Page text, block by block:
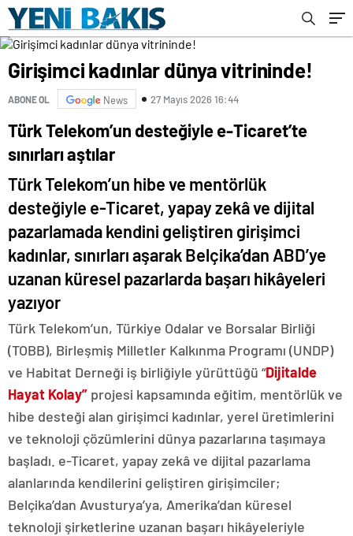
Girişimci kadınlar dünya vitrininde!
ABONE OL News 27 Mayıs 2026 16:44
Türk Telekom’un desteğiyle e-Ticaret’te
sınırları aştılar
Türk Telekom’un hibe ve mentörlük
desteğiyle e-Ticaret, yapay zekâ ve dijital
pazarlamada kendini geliştiren girişimci
kadınlar, sınırları aşarak Belçika’dan ABD’ye
uzanan küresel pazarlarda başarı hikâyeleri
yazıyor
Türk Telekom’un, Türkiye Odalar ve Borsalar Birliği
(TOBB), Birleşmiş Milletler Kalkınma Programı (UNDP)
ve Habitat Derneği iş birliğiyle yürüttüğü “Dijitalde
Hayat Kolay” projesi kapsamında eğitim, mentörlük ve
hibe desteği alan girişimci kadınlar, yerel üretimlerini
ve teknoloji çözümlerini dünya pazarlarına taşımaya
başladı. e-Ticaret, yapay zekâ ve dijital pazarlama
alanlarında kendilerini geliştiren girişimciler;
Belçika’dan Avusturya’ya, Amerika’dan küresel
teknoloji şirketlerine uzanan başarı hikâyeleriyle